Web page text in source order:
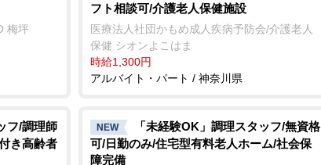
梅坪
フト相談可/介護老人保健施設
医療法人社団かもめ成人疾病予防会/介護老人
保健 シオンよこはま
時給1,300円
アルバイト・パート / 神奈川県
フ/調理師
き高齢者
NEW
「未経験OK」調理スタッフ/無資格
可/日勤のみ/住宅型有料老人ホーム/社会保
障完備